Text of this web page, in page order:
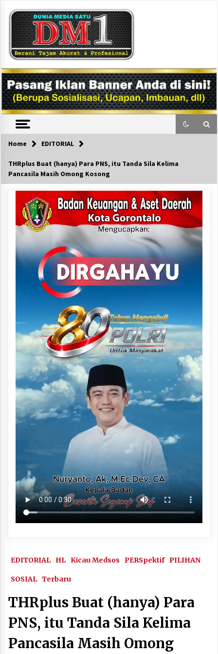
content
DM1
Home EDITORIAL
THRplus Buat (hanya) Para PNS, itu Tanda Sila Kelima
Pancasila Masih Omong Kosong
EDITORIAL HL Kicau Medsos PERSpektif PILIHAN
SOSIAL Terbaru
THRplus Buat (hanya) Para
PNS, itu Tanda Sila Kelima
Pancasila Masih Omong